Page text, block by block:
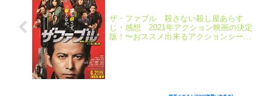
ザ・ファブル 殺さない殺し屋あらす
じ・感想 2021年アクション映画の決定
版！〜おススメ出来るアクションシーン